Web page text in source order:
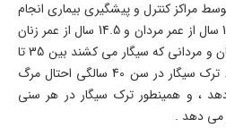
که در اوخر دهه 1990 توسط مراکز کنترل و پیشگیری بیماری انجام
شده است ، مصرف سیگار تا 13.2 سال از عمر مردان و 14.5 سال از عمر زنان
می کاهد . احتمال وقوع مرگ زنان و مردانی که سیگار می کشند بین 35 تا
69 سال تخمین زده شده است . ترک سیگار در سن 40 سالگی احتال مرگ
می دهد ، و همینطور ترک سیگار در هر سنی
می دهد .